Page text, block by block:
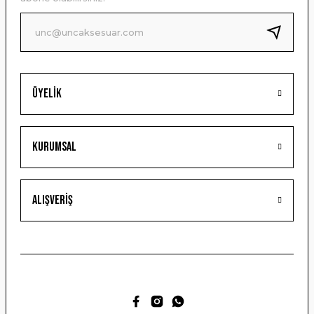
Ürün fiyatı diğer sitelerden daha pahalı.
Bu ürüne benzer farklı alternatifler olmalı.
Gönder
Üyelik
Kurumsal
Alışveriş